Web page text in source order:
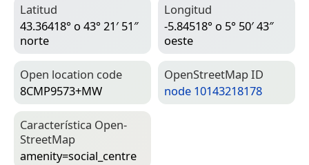
Latitud
43.36418° o 43° 21′ 51″
norte
Longitud
-5.84518° o 5° 50′ 43″
oeste
Open location code
8CMP9573+MW
Open­Street­Map ID
node 10143218178
Característica Open­
Street­Map
amenity=­social_centre